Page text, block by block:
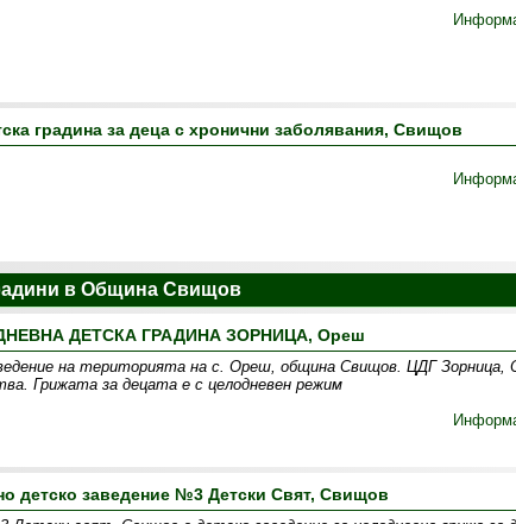
градина за деца с хронични заболявания, Свищов
в Община Свищов
ДЕТСКА ГРАДИНА ЗОРНИЦА, Ореш
на територията на с. Ореш, община Свищов. ЦДГ Зорница,
Грижата за децата е с целодневен режим
детско заведение №3 Детски Свят, Свищов